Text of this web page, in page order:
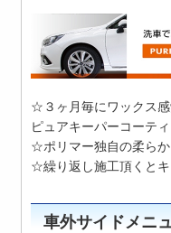
☆３ヶ月毎にワックス
ピュアキーパーコーティ
☆ポリマー独自の柔らか
☆繰り返し施工頂くとキ
車外サイドメニ